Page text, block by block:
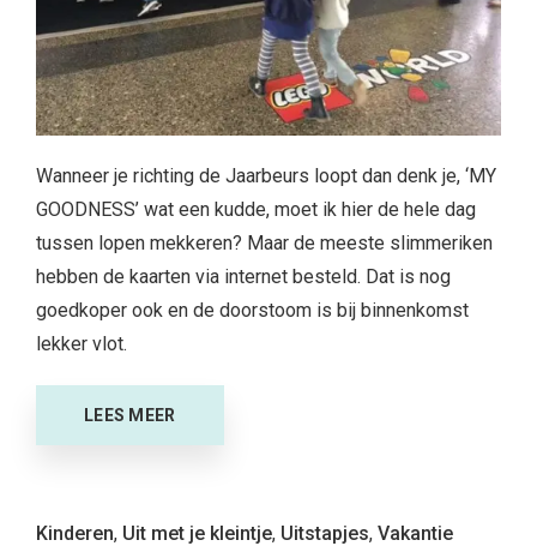
Wanneer je richting de Jaarbeurs loopt dan denk je, ‘MY
GOODNESS’ wat een kudde, moet ik hier de hele dag
tussen lopen mekkeren? Maar de meeste slimmeriken
hebben de kaarten via internet besteld. Dat is nog
goedkoper ook en de doorstoom is bij binnenkomst
lekker vlot.
LEES MEER
Kinderen, Uit met je kleintje, Uitstapjes, Vakantie